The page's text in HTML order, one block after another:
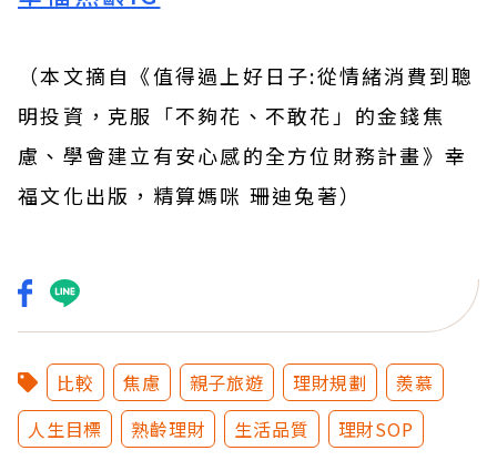
（本文摘自《值得過上好日子:從情緒消費到聰
明投資，克服「不夠花、不敢花」的金錢焦
慮、學會建立有安心感的全方位財務計畫》幸
福文化出版， 精算媽咪 珊迪兔著）
比較 焦慮 親子旅遊 理財規劃
羨慕
人生目標
熟齡理財 生活品質 理財SOP